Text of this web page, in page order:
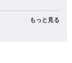
もっと見る